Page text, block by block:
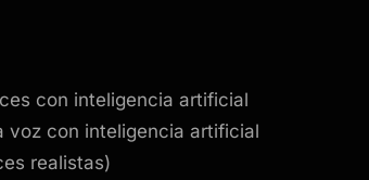
con inteligencia artificial
voz con inteligencia artificial
realistas)